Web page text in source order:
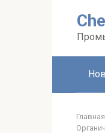
Главная